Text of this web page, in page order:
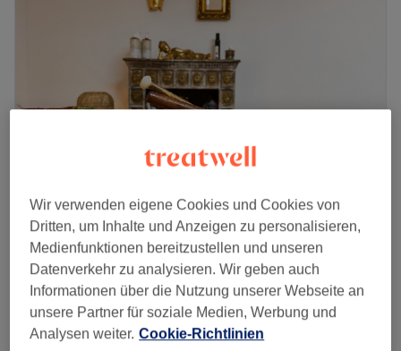
WellnessamWald Wohlfühl Wellness_Lounge
Weinheim
5,0
7 Bewertungen
Weinheim, Rheinland-Pfalz
Auf Karte anzeigen
Ayurveda DELUXE Oriental
2 Std.
Wir verwenden eigene Cookies und Cookies von
Dritten, um Inhalte und Anzeigen zu personalisieren,
Medienfunktionen bereitzustellen und unseren
Datenverkehr zu analysieren. Wir geben auch
Informationen über die Nutzung unserer Webseite an
unsere Partner für soziale Medien, Werbung und
Analysen weiter. Cookie-Richtlinien